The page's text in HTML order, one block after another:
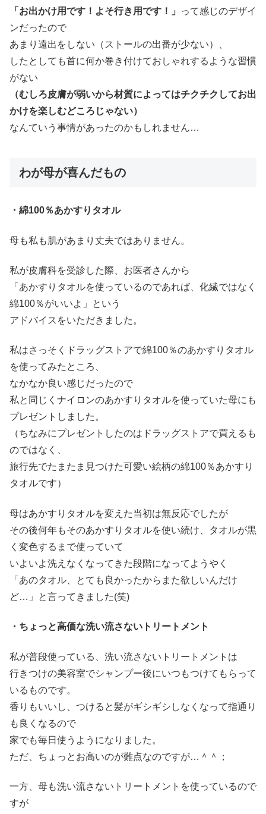
「お出かけ用です！よそ行き用です！」
って感じのデザイ
ンだったので
あまり遠出をしない（ストールの出番が少ない）、
したとしても首に何か巻き付けておしゃれするような習慣
がない
（むしろ皮膚が弱いから材質によってはチクチクしてお出
かけを楽しむどころじゃない）
なんていう事情があったのかもしれません…
わが母が喜んだもの
・綿100％あかすりタオル
母も私も肌があまり丈夫ではありません。
私が皮膚科を受診した際、お医者さんから
「あかすりタオルを使っているのであれば、化繊ではなく
綿100％がいいよ」という
アドバイスをいただきました。
私はさっそくドラッグストアで綿100％のあかすりタオル
を使ってみたところ、
なかなか良い感じだったので
私と同じくナイロンのあかすりタオルを使っていた母にも
プレゼントしました。
（ちなみにプレゼントしたのはドラッグストアで買えるも
のではなく、
旅行先でたまたま見つけた可愛い絵柄の綿100％あかすり
タオルです）
母はあかすりタオルを変えた当初は無反応でしたが
その後何年もそのあかすりタオルを使い続け、タオルが黒
く変色するまで使っていて
いよいよ洗えなくなってきた段階になってようやく
「あのタオル、とても良かったからまた欲しいんだけ
ど…」と言ってきました(笑)
・ちょっと高価な洗い流さないトリートメント
私が普段使っている、洗い流さないトリートメントは
行きつけの美容室でシャンプー後にいつもつけてもらって
いるものです。
香りもいいし、つけると髪がギシギシしなくなって指通り
も良くなるので
家でも毎日使うようになりました。
ただ、ちょっとお高いのが難点なのですが…＾＾；
一方、母も洗い流さないトリートメントを使っているので
すが